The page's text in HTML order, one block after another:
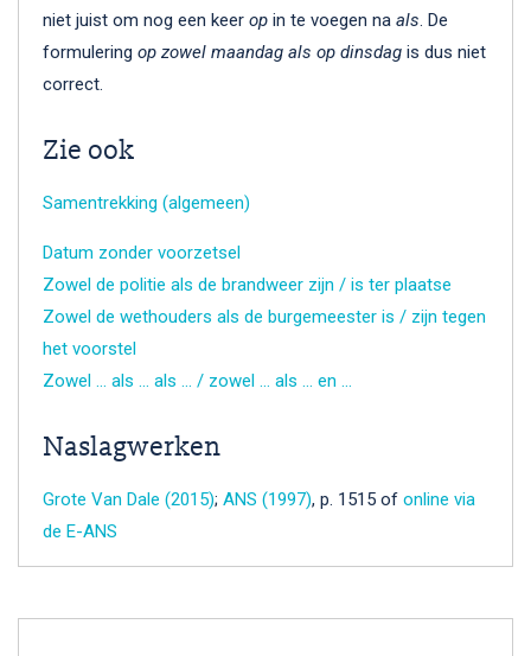
niet juist om nog een keer op in te voegen na als. De
formulering op zowel maandag als op dinsdag is dus niet
correct.
Zie ook
Samentrekking (algemeen)
Datum zonder voorzetsel
Zowel de politie als de brandweer zijn / is ter plaatse
Zowel de wethouders als de burgemeester is / zijn tegen
het voorstel
Zowel … als … als … / zowel … als … en …
Naslagwerken
Grote Van Dale (2015); ANS (1997), p. 1515 of online via
de E-ANS